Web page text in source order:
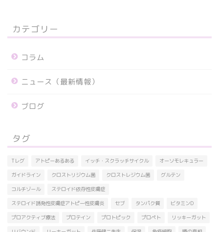
カテゴリー
コラム
ニュース（最新情報）
ブログ
タグ
Tレグ アトピーあるある イッチ・スクラッチサイクル オーソモレキュラー
ガイドライン クロストリジウム菌 クロストレジウム菌 グルテン
コルチゾール ステロイド依存性皮膚症
ステロイド誘発性皮膚症アトピー性皮膚炎 セブ タンパク質 ビタミンD
プロアクティブ療法 プロテイン プロトピック プロペト リッキーガット